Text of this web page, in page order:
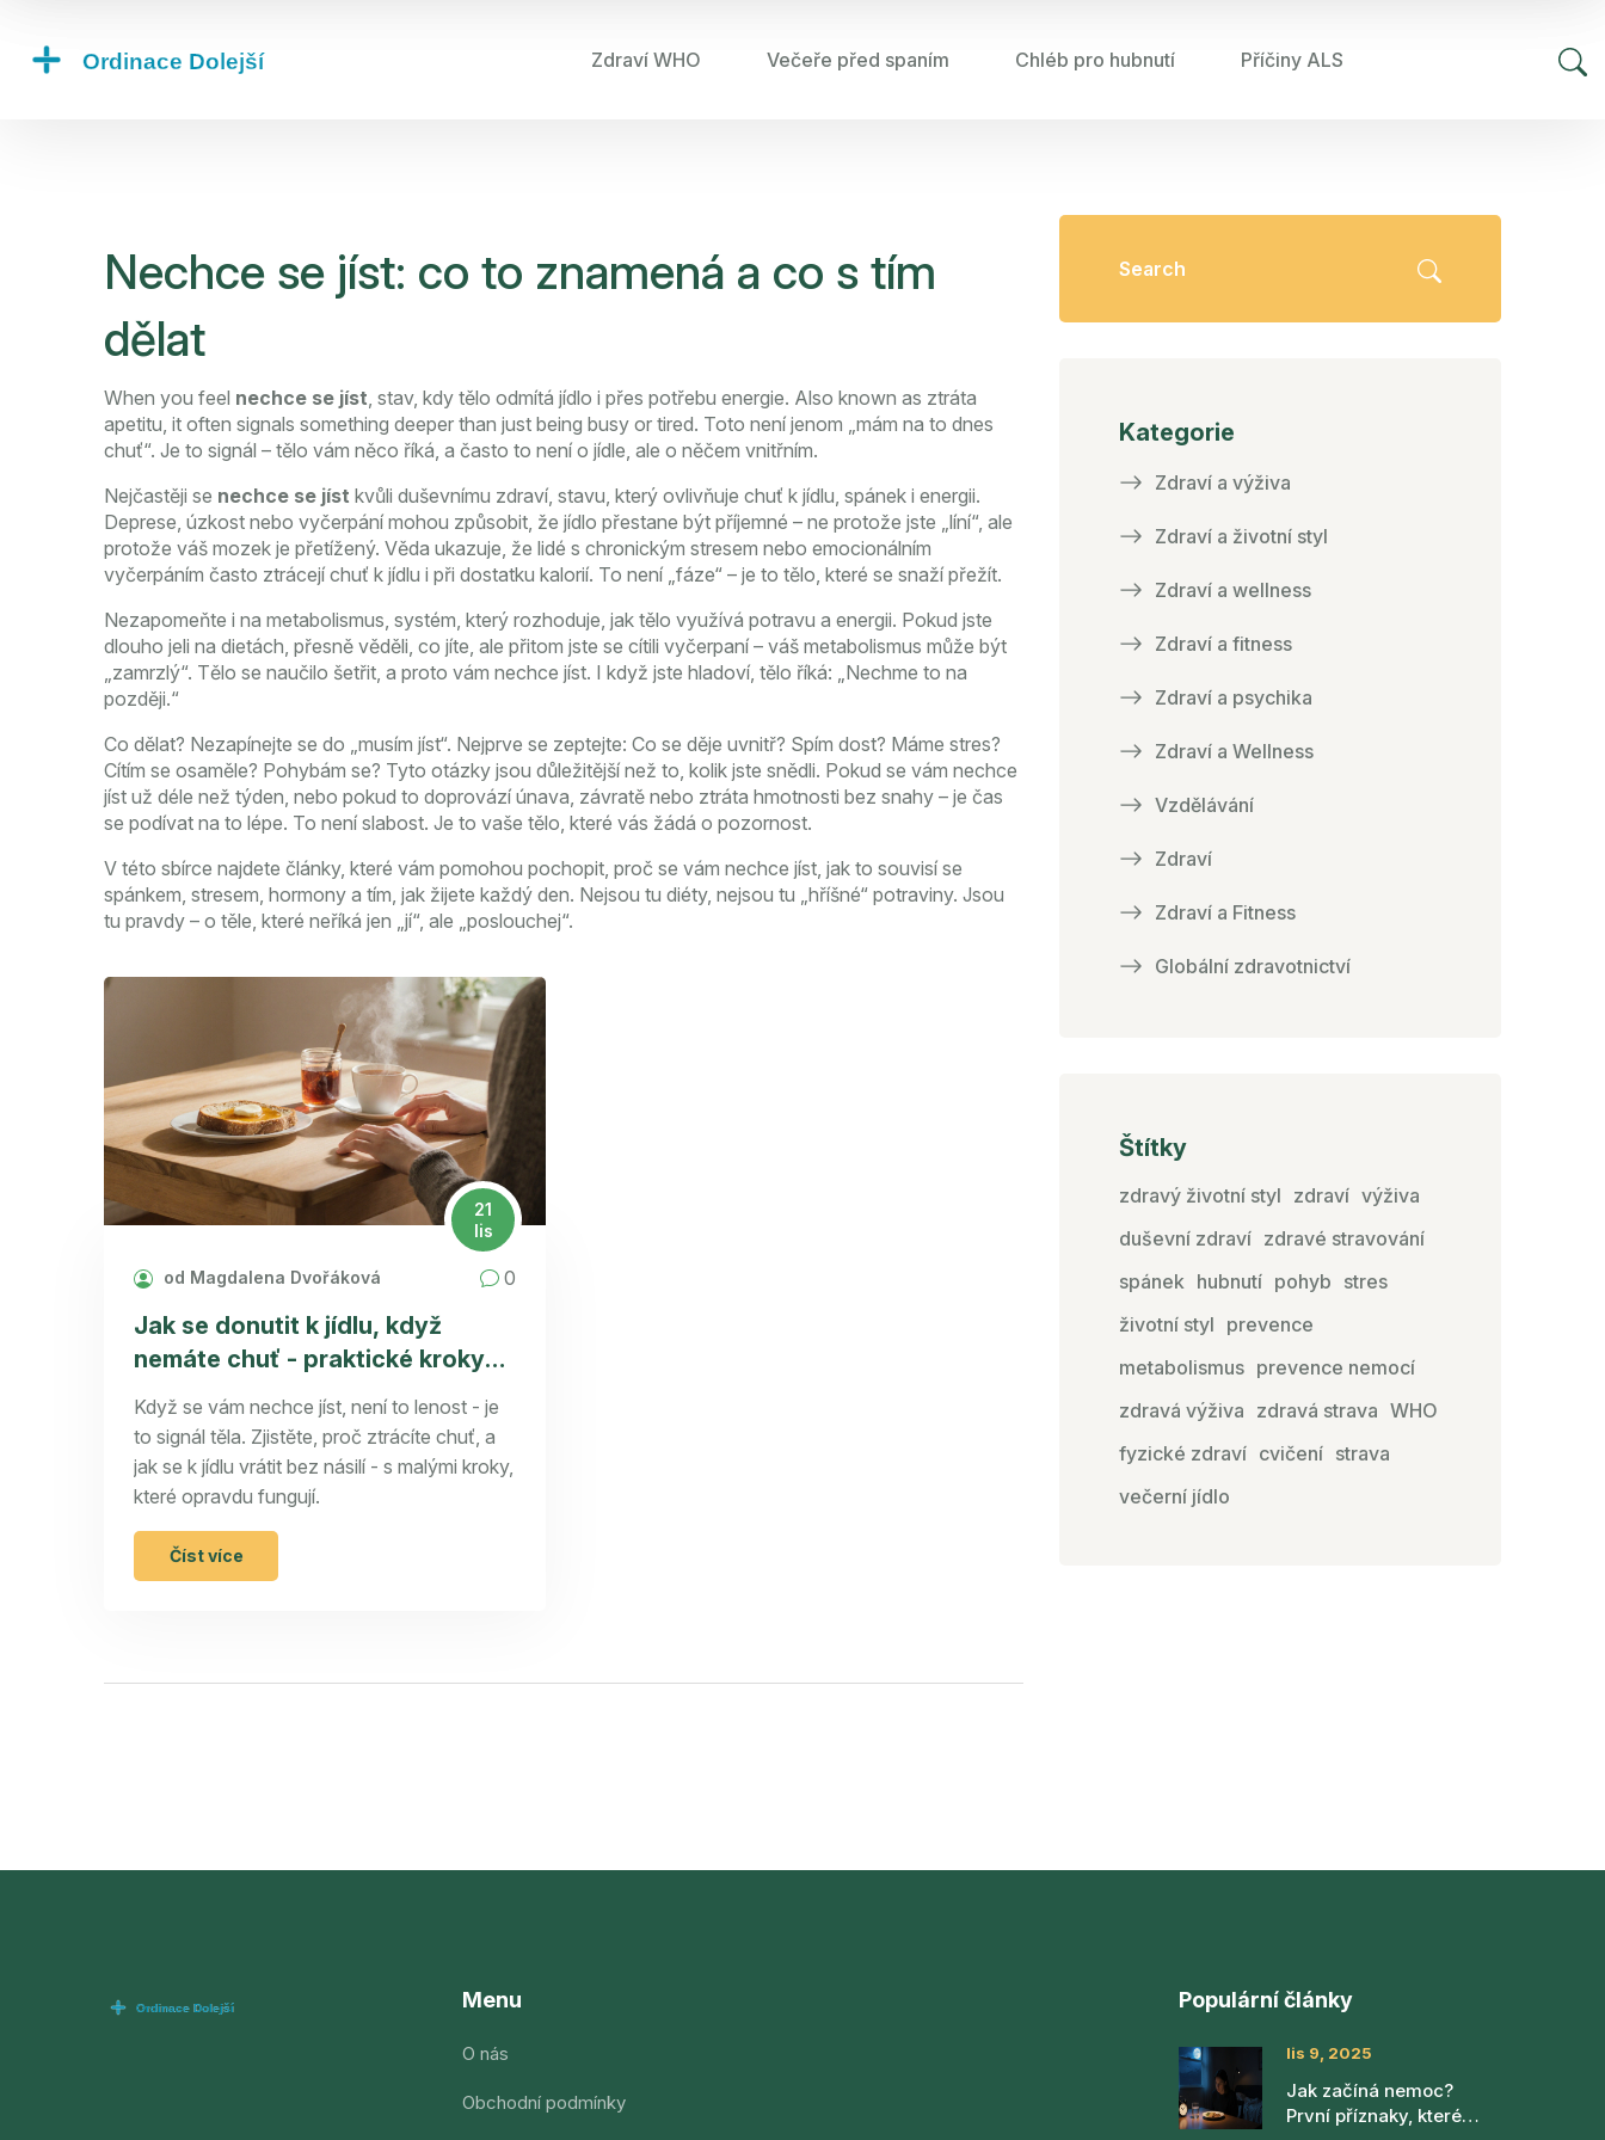
Zdraví WHO Večeře před spaním Chléb pro hubnutí Příčiny ALS
Nechce se jíst: co to znamená a co s tím
dělat
When you feel nechce se jíst, stav, kdy tělo odmítá jídlo i přes potřebu energie. Also known as ztráta
apetitu, it often signals something deeper than just being busy or tired. Toto není jenom „mám na to dnes
chuť“. Je to signál – tělo vám něco říká, a často to není o jídle, ale o něčem vnitřním.
Nejčastěji se nechce se jíst kvůli duševnímu zdraví, stavu, který ovlivňuje chuť k jídlu, spánek i energii.
Deprese, úzkost nebo vyčerpání mohou způsobit, že jídlo přestane být příjemné – ne protože jste „líní“, ale
protože váš mozek je přetížený. Věda ukazuje, že lidé s chronickým stresem nebo emocionálním
vyčerpáním často ztrácejí chuť k jídlu i při dostatku kalorií. To není „fáze“ – je to tělo, které se snaží přežít.
Nezapomeňte i na metabolismus, systém, který rozhoduje, jak tělo využívá potravu a energii. Pokud jste
dlouho jeli na dietách, přesně věděli, co jíte, ale přitom jste se cítili vyčerpaní – váš metabolismus může být
„zamrzlý“. Tělo se naučilo šetřit, a proto vám nechce jíst. I když jste hladoví, tělo říká: „Nechme to na
později.“
Co dělat? Nezapínejte se do „musím jíst“. Nejprve se zeptejte: Co se děje uvnitř? Spím dost? Máme stres?
Cítím se osaměle? Pohybám se? Tyto otázky jsou důležitější než to, kolik jste snědli. Pokud se vám nechce
jíst už déle než týden, nebo pokud to doprovází únava, závratě nebo ztráta hmotnosti bez snahy – je čas
se podívat na to lépe. To není slabost. Je to vaše tělo, které vás žádá o pozornost.
V této sbírce najdete články, které vám pomohou pochopit, proč se vám nechce jíst, jak to souvisí se
spánkem, stresem, hormony a tím, jak žijete každý den. Nejsou tu diéty, nejsou tu „hříšné“ potraviny. Jsou
tu pravdy – o těle, které neříká jen „jí“, ale „poslouchej“.
21
lis
od Magdalena Dvořáková 0
Jak se donutit k jídlu, když
nemáte chuť - praktické kroky
pro každodenní život
Když se vám nechce jíst, není to lenost - je
to signál těla. Zjistěte, proč ztrácíte chuť, a
jak se k jídlu vrátit bez násilí - s malými kroky,
které opravdu fungují.
Číst více
Kategorie
Zdraví a výživa
Zdraví a životní styl
Zdraví a wellness
Zdraví a fitness
Zdraví a psychika
Zdraví a Wellness
Vzdělávání
Zdraví
Zdraví a Fitness
Globální zdravotnictví
Štítky
zdravý životní styl zdraví výživa
duševní zdraví zdravé stravování
spánek hubnutí pohyb stres
životní styl prevence
metabolismus prevence nemocí
zdravá výživa zdravá strava WHO
fyzické zdraví cvičení strava
večerní jídlo
Menu
O nás
Obchodní podmínky
Populární články
lis 9, 2025
Jak začíná nemoc?
První příznaky, které